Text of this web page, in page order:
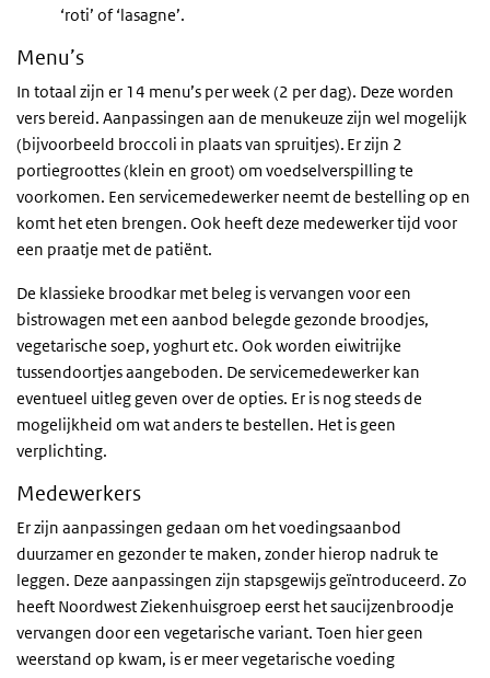
‘roti’ of ‘lasagne’.
Menu’s
In totaal zijn er 14 menu’s per week (2 per dag). Deze worden
vers bereid. Aanpassingen aan de menukeuze zijn wel mogelijk
(bijvoorbeeld broccoli in plaats van spruitjes). Er zijn 2
portiegroottes (klein en groot) om voedselverspilling te
voorkomen. Een servicemedewerker neemt de bestelling op en
komt het eten brengen. Ook heeft deze medewerker tijd voor
een praatje met de patiënt.
De klassieke broodkar met beleg is vervangen voor een
bistrowagen met een aanbod belegde gezonde broodjes,
vegetarische soep, yoghurt etc. Ook worden eiwitrijke
tussendoortjes aangeboden. De servicemedewerker kan
eventueel uitleg geven over de opties. Er is nog steeds de
mogelijkheid om wat anders te bestellen. Het is geen
verplichting.
Medewerkers
Er zijn aanpassingen gedaan om het voedingsaanbod
duurzamer en gezonder te maken, zonder hierop nadruk te
leggen. Deze aanpassingen zijn stapsgewijs geïntroduceerd. Zo
heeft Noordwest Ziekenhuisgroep eerst het saucijzenbroodje
vervangen door een vegetarische variant. Toen hier geen
weerstand op kwam, is er meer vegetarische voeding